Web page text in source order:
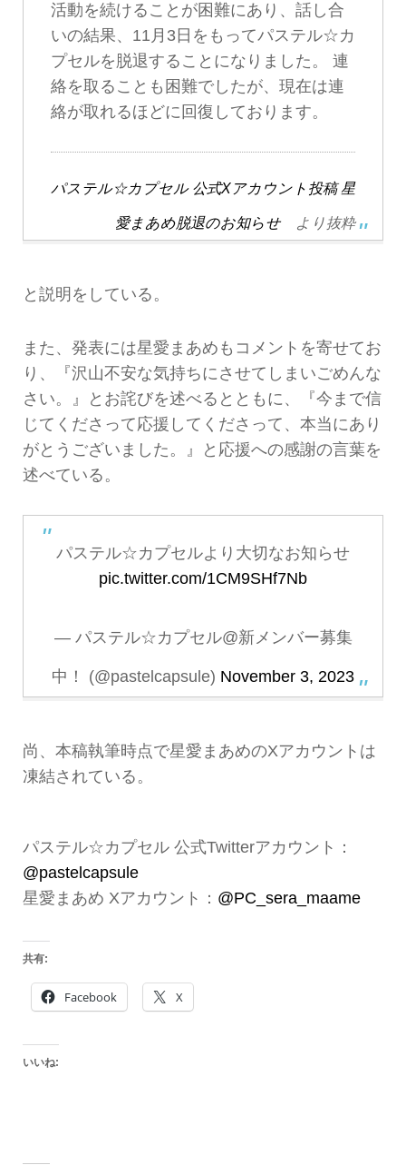
活動を続けることが困難にあり、話し合
いの結果、11月3日をもってパステル☆カ
プセルを脱退することになりました。 連
絡を取ることも困難でしたが、現在は連
絡が取れるほどに回復しております。
パステル☆カプセル 公式Xアカウント投稿 星
愛まあめ脱退のお知らせより抜粋
と説明をしている。
また、発表には星愛まあめもコメントを寄せてお
り、『沢山不安な気持ちにさせてしまいごめんな
さい。』とお詫びを述べるとともに、『今まで信
じてくださって応援してくださって、本当にあり
がとうございました。』と応援への感謝の言葉を
述べている。
パステル☆カプセルより大切なお知らせ
pic.twitter.com/1CM9SHf7Nb
— パステル☆カプセル@新メンバー募集
中！ (@pastelcapsule) November 3, 2023
尚、本稿執筆時点で星愛まあめのXアカウントは
凍結されている。
パステル☆カプセル 公式Twitterアカウント：
@pastelcapsule
星愛まあめ Xアカウント： @PC_sera_maame
共有:
Facebook X
いいね: